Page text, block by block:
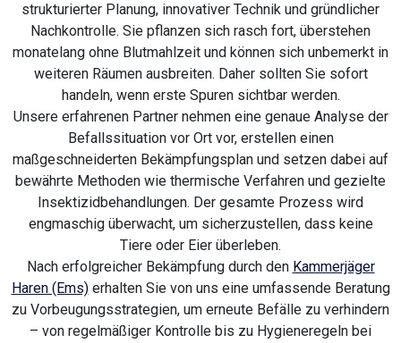
strukturierter Planung, innovativer Technik und gründlicher
Nachkontrolle. Sie pflanzen sich rasch fort, überstehen
monatelang ohne Blutmahlzeit und können sich unbemerkt in
weiteren Räumen ausbreiten. Daher sollten Sie sofort
handeln, wenn erste Spuren sichtbar werden.
Unsere erfahrenen Partner nehmen eine genaue Analyse der
Befallssituation vor Ort vor, erstellen einen
maßgeschneiderten Bekämpfungsplan und setzen dabei auf
bewährte Methoden wie thermische Verfahren und gezielte
Insektizidbehandlungen. Der gesamte Prozess wird
engmaschig überwacht, um sicherzustellen, dass keine
Tiere oder Eier überleben.
Nach erfolgreicher Bekämpfung durch den Kammerjäger
Haren (Ems)erhalten Sie von uns eine umfassende Beratung
zu Vorbeugungsstrategien, um erneute Befälle zu verhindern
– von regelmäßiger Kontrolle bis zu Hygieneregeln bei